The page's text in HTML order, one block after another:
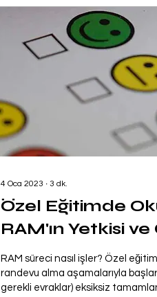
4 Oca 2023 ∙ 3 dk.
Özel Eğitimde
RAM'ın Yetkisi
RAM süreci nasıl işler? Özel
randevu alma aşamalarıyla
gerekli evraklar) eksiksiz